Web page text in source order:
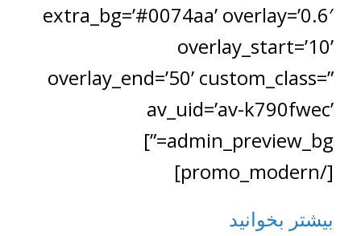
extra_bg=’#0074aa’ overlay=’0.6′
overlay_start=’10’
overlay_end=’50’ custom_class=”
av_uid=’av-k790fwec’
admin_preview_bg=”]
[/promo_modern]
بیشتر بخوانید